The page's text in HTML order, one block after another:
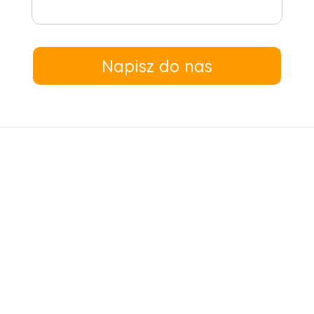
Napisz do nas